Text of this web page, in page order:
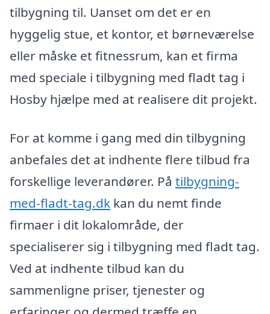
tilbygning til. Uanset om det er en
hyggelig stue, et kontor, et børneværelse
eller måske et fitnessrum, kan et firma
med speciale i tilbygning med fladt tag i
Hosby hjælpe med at realisere dit projekt.
For at komme i gang med din tilbygning
anbefales det at indhente flere tilbud fra
forskellige leverandører. På tilbygning-
med-fladt-tag.dk kan du nemt finde
firmaer i dit lokalområde, der
specialiserer sig i tilbygning med fladt tag.
Ved at indhente tilbud kan du
sammenligne priser, tjenester og